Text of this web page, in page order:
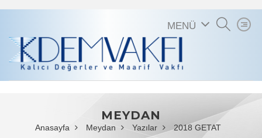
MENÜ
MEYDAN
Anasayfa Meydan Yazılar 2018 GETAT